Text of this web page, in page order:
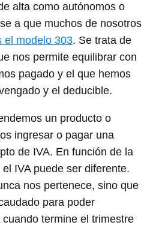
alta como autónomos o
a que muchos de nosotros
el modelo 303. Se trata de
nos permite equilibrar con
pagado y el que hemos
y el deducible.
un producto o
ingresar o pagar una
de IVA. En función de la
IVA puede ser diferente.
nos pertenece, sino que
para poder
cuando termine el trimestre